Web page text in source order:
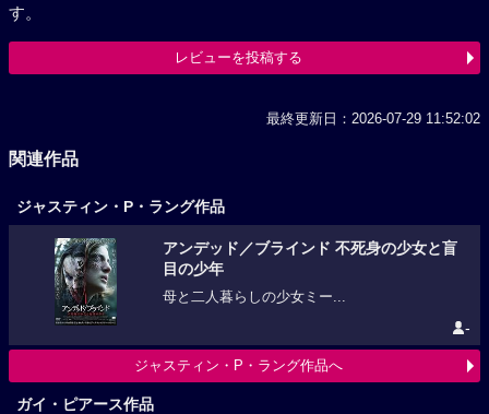
す。
レビューを投稿する
最終更新日：2026-07-29 11:52:02
関連作品
ジャスティン・P・ラング作品
アンデッド／ブラインド 不死身の少女と盲
目の少年
母と二人暮らしの少女ミー...
-
ジャスティン・P・ラング作品へ
ガイ・ピアース作品